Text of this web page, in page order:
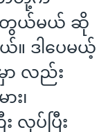
တွယ်မယ် ဆို
ဒါပေမယ့်
လည်း
း၊
လုပ်ပြီး